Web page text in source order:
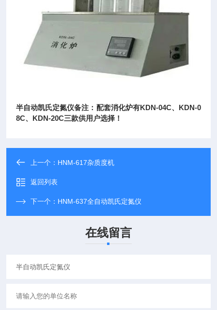
半自动凯氏定氮仪备注：配套消化炉有KDN-04C、KDN-0
8C、KDN-20C三款供用户选择！
上一个： HNM-617杂质度机
返回列表
下一个： HNM-637全自动凯氏定氮仪
在线留言